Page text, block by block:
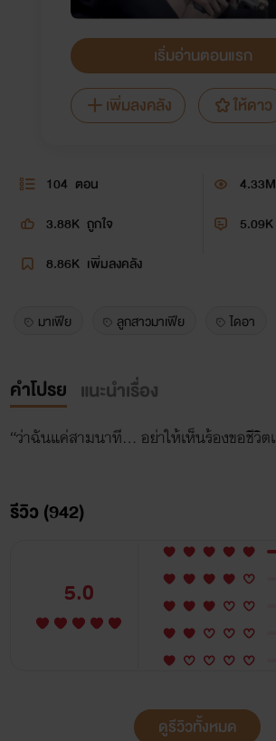
เริ่มอ่านตอนแรก
เพิ่มลงคลัง
ให้ดาว
104 ตอน 4.33M
3.88K ถูกใจ 5.09K
8.86K เพิ่มลงคลัง
มาเฟีย ลูกสาวมาเฟีย ไดอา
คำโปรย แนะนำเรื่อง
รีวิว (942)
5.0
ดูรีวิวทั้งหมด